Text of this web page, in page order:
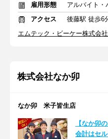
雇用形態
アルバイト・
アクセス
後藤駅 徒歩6
エムテック・ビーケー株式会
株式会社なか卯
なか卯 米子皆生店
【なか卯
会計はセ